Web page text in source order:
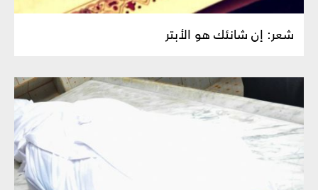
شعر: إن شانئك هو الأبتر